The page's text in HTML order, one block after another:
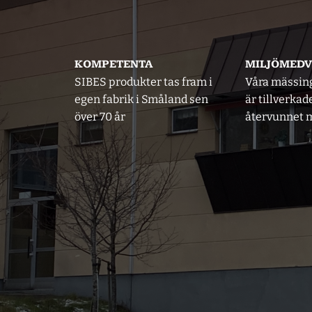
KOMPETENTA
SIBES produkter tas fram i
egen fabrik i Småland sen
över 70 år
Våra
är
återvunnet